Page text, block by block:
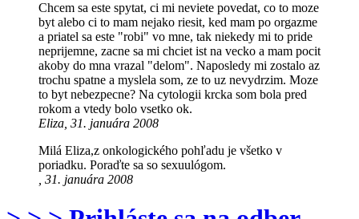
Chcem sa este spytat, ci mi neviete povedat, co to moze
byt alebo ci to mam nejako riesit, ked mam po orgazme
a priatel sa este "robi" vo mne, tak niekedy mi to pride
neprijemne, zacne sa mi chciet ist na vecko a mam pocit
akoby do mna vrazal "delom". Naposledy mi zostalo az
trochu spatne a myslela som, ze to uz nevydrzim. Moze
to byt nebezpecne? Na cytologii krcka som bola pred
rokom a vtedy bolo vsetko ok.
Eliza, 31. januára 2008
Milá Eliza,z onkologického pohľadu je všetko v
poriadku. Poraďte sa so sexuulógom.
, 31. januára 2008